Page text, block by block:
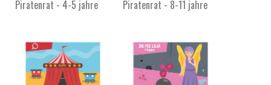
Piratenrat - 4-5 jahre Piratenrat - 8-11 jahre